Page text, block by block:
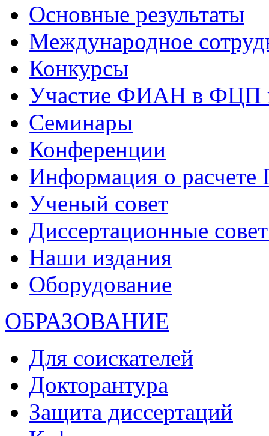
Основные результаты
Международное
Конкурсы
Участие ФИАН в ФЦП
Семинары
Конференции
Информация о
Ученый совет
Диссертационные
Наши издания
Оборудование
ОБРАЗОВАНИЕ
Для соискателей
Докторантура
Защита диссертаций